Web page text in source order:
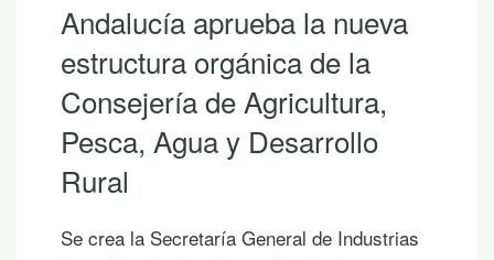
Andalucía aprueba la nueva
estructura orgánica de la
Consejería de Agricultura,
Pesca, Agua y Desarrollo
Rural
Se crea la Secretaría General de Industrias